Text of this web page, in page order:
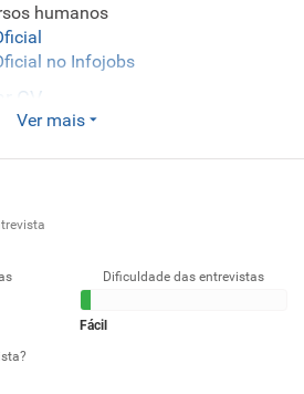
humanos
no Infojobs
CV
e Representação Comercial,
dos serviços prestados e
necessária para treinamentos,
grupo, reuniões, etc.
Ver mais
Dificuldade das entrevistas
Fácil